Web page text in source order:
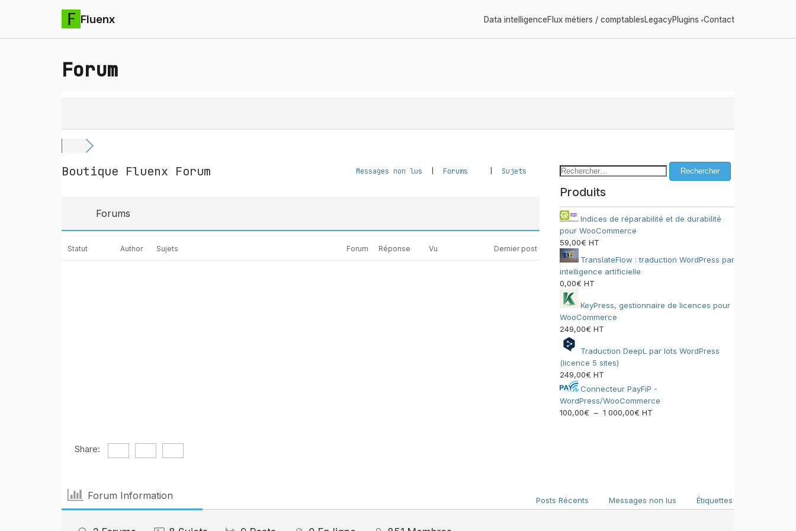
Fluenx Data intelligenceFlux métiers / comptablesLegacyPlugins Contact
Forum
Boutique Fluenx Forum Messages non lus Forums Sujets
Forums
Statut Author Sujets Forum Réponse Vu Dernier post
Rechercher :
Produits
Indices de réparabilité et de durabilité
pour WooCommerce
59,00€ HT
TranslateFlow : traduction WordPress par
intelligence artificielle
0,00€ HT
KeyPress, gestionnaire de licences pour
WooCommerce
249,00€ HT
Traduction DeepL par lots WordPress
(licence 5 sites)
249,00€ HT
Connecteur PayFiP -
WordPress/WooCommerce
100,00€ – 1 000,00€ Plage
HT
Share:
Forum Information Posts Récents Messages non lus Étiquettes